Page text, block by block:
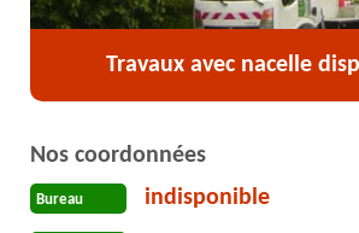
Travaux avec nacelle
Nos coordonnées
Bureau indisponible